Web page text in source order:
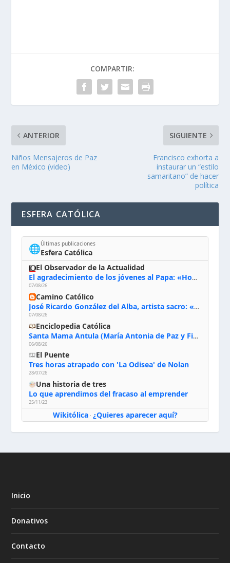
COMPARTIR:
ANTERIOR
Niños Mensajeros de Paz
en México (video)
SIGUIENTE
Francisco exhorta a
instaurar un “estilo
samaritano” de hacer
política
ESFERA CATÓLICA
🌐Últimas publicaciones
Esfera Católica
El Observador de la Actualidad
El agradecimiento de los jóvenes al Papa: «Hoy nos sentimos Iglesia»
07/08/26
Camino Católico
José Ricardo González del Alba, artista sacro: «Yo oro, hablo con Dios, le pido al Espíritu Santo su inspiración y siempre pinto rezando el rosario para que sea Él quien actúe a través de mis manos»
07/08/26
Enciclopedia Católica
Santa Mama Antula (María Antonia de Paz y Figueroa)
06/08/26
El Puente
Tres horas atrapado con 'La Odisea' de Nolan
28/07/26
Una historia de tres
Lo que aprendimos del fracaso al emprender
25/11/23
Wikitólica· ¿Quieres aparecer aquí?
Inicio
Donativos
Contacto